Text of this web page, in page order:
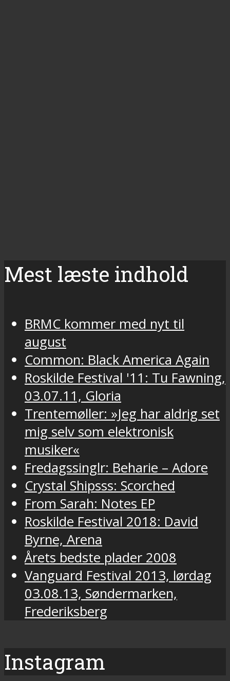
Mest læste indhold
BRMC kommer med nyt til
august
Common: Black America Again
Roskilde Festival '11: Tu Fawning,
03.07.11, Gloria
Trentemøller: »Jeg har aldrig set
mig selv som elektronisk
musiker«
Fredagssinglr: Beharie – Adore
Crystal Shipsss: Scorched
From Sarah: Notes EP
Roskilde Festival 2018: David
Byrne, Arena
Årets bedste plader 2008
Vanguard Festival 2013, lørdag
03.08.13, Søndermarken,
Frederiksberg
Instagram